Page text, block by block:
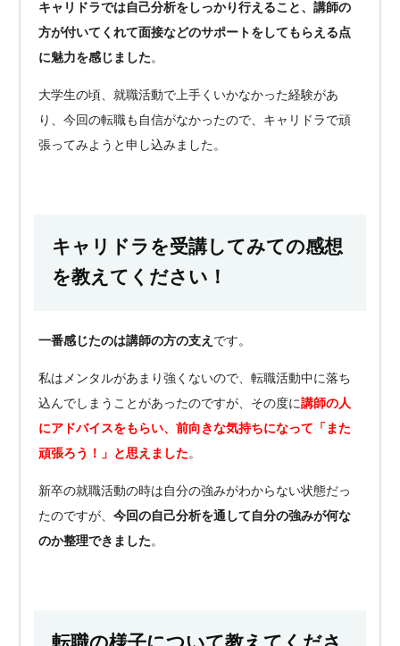
キャリドラでは自己分析をしっかり行えること、講師の
方が付いてくれて面接などのサポートをしてもらえる点
に魅力を感じました。
大学生の頃、就職活動で上手くいかなかった経験があ
り、今回の転職も自信がなかったので、キャリドラで頑
張ってみようと申し込みました。
キャリドラを受講してみての感想
を教えてください！
一番感じたのは講師の方の支え です。
私はメンタルがあまり強くないので、転職活動中に落ち
込んでしまうことがあったのですが、その度に講師の人
にアドバイスをもらい、前向きな気持ちになって「また
頑張ろう！」と思えました 。
新卒の就職活動の時は自分の強みがわからない状態だっ
たのですが、今回の自己分析を通して自分の強みが何な
のか整理できました。